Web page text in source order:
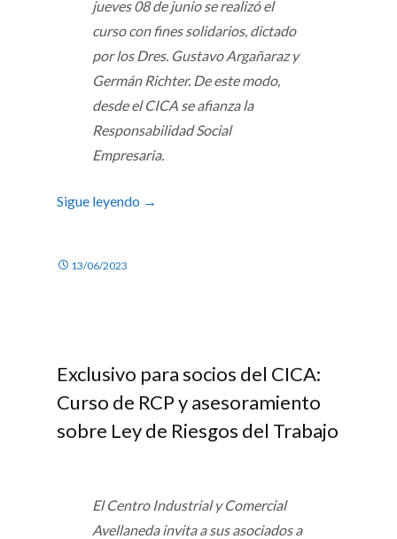
jueves 08 de junio se realizó el
curso con fines solidarios, dictado
por los Dres. Gustavo Argañaraz y
Germán Richter. De este modo,
desde el CICA se afianza la
Responsabilidad Social
Empresaria.
Sigue leyendo →
13/06/2023
Exclusivo para socios del CICA:
Curso de RCP y asesoramiento
sobre Ley de Riesgos del Trabajo
El Centro Industrial y Comercial
Avellaneda invita a sus asociados a